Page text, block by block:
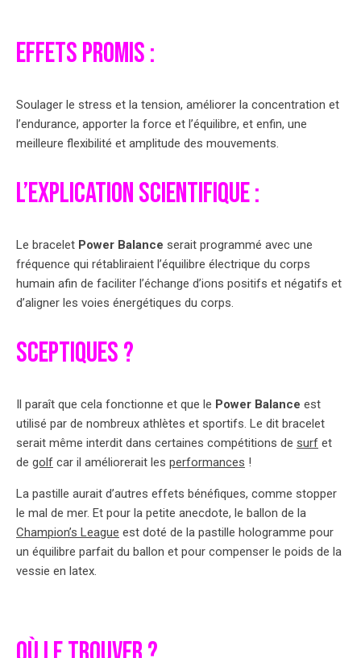
Effets promis:
Soulager le stress et la tension, améliorer la concentration et
l’endurance, apporter la force et l’équilibre, et enfin, une
meilleure flexibilité et amplitude des mouvements.
L’explication scientifique :
Le bracelet Power Balance serait programmé avec une
fréquence qui rétabliraient l’équilibre électrique du corps
humain afin de faciliter l’échange d’ions positifs et négatifs et
d’aligner les voies énergétiques du corps.
Sceptiques ?
Il paraît que cela fonctionne et que le Power Balance est
utilisé par de nombreux athlètes et sportifs. Le dit bracelet
serait même interdit dans certaines compétitions de surf et
de golf car il améliorerait les performances !
La pastille aurait d’autres effets bénéfiques, comme stopper
le mal de mer. Et pour la petite anecdote, le ballon de la
Champion’s League est doté de la pastille hologramme pour
un équilibre parfait du ballon et pour compenser le poids de la
vessie en latex.